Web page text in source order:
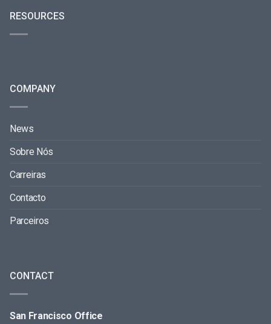
RESOURCES
COMPANY
News
Sobre Nós
Carreiras
Contacto
Parceiros
CONTACT
San Francisco Office